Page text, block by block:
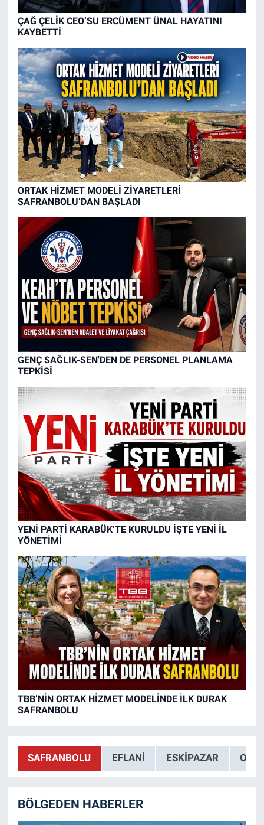
ÇAĞ ÇELİK CEO’SU ERCÜMENT ÜNAL HAYATINI
KAYBETTİ
ORTAK HİZMET MODELİ ZİYARETLERİ
SAFRANBOLU’DAN BAŞLADI
GENÇ SAĞLIK-SEN'DEN DE PERSONEL PLANLAMA
TEPKİSİ
YENİ PARTİ KARABÜK’TE KURULDU İŞTE YENİ İL
YÖNETİMİ
TBB’NİN ORTAK HİZMET MODELİNDE İLK DURAK
SAFRANBOLU
SAFRANBOLU EFLANI ESKIPAZAR
BÖLGEDEN HABERLER